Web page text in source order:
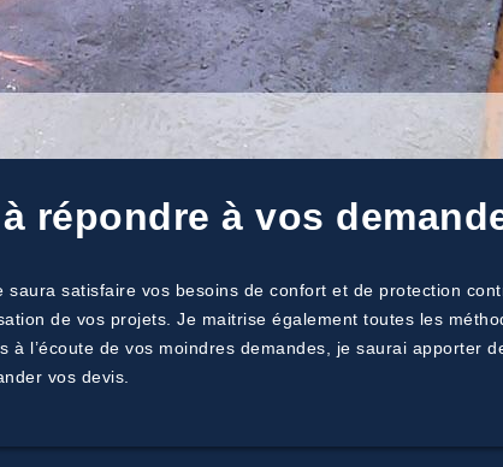
répondre à vos
satisfaire vos besoins de confort et de protection
de vos projets. Je maitrise également toutes les
l’écoute de vos moindres demandes, je saurai apporter
vos devis.